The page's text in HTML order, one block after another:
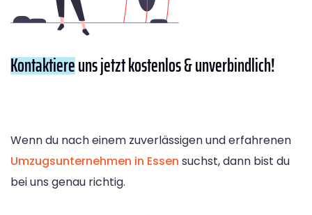
Kontaktiereuns jetzt kostenlos & unverbindlich!
Wenn du nach einem zuverlässigen und erfahrenen
Umzugsunternehmen in Essen suchst, dann bist du
bei uns genau richtig.